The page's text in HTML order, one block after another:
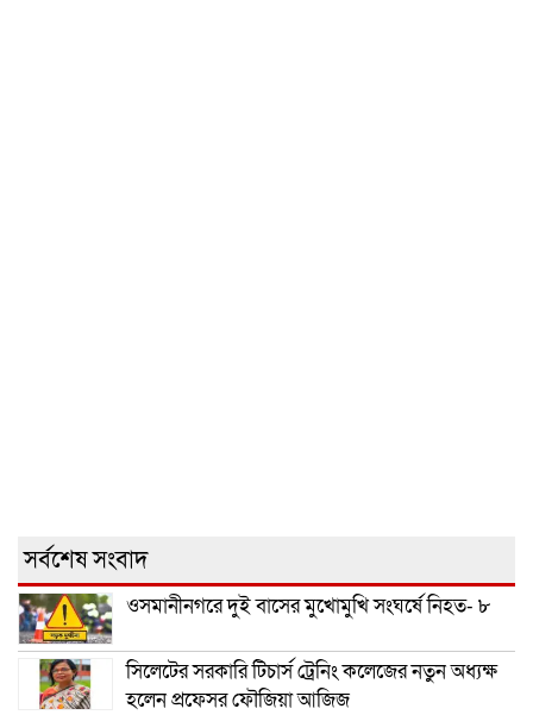
সর্বশেষ সংবাদ
ওসমানীনগরে দুই বাসের মুখোমুখি সংঘর্ষে নিহত- ৮
সিলেটের সরকারি টিচার্স ট্রেনিং কলেজের নতুন অধ্যক্ষ
হলেন প্রফেসর ফৌজিয়া আজিজ